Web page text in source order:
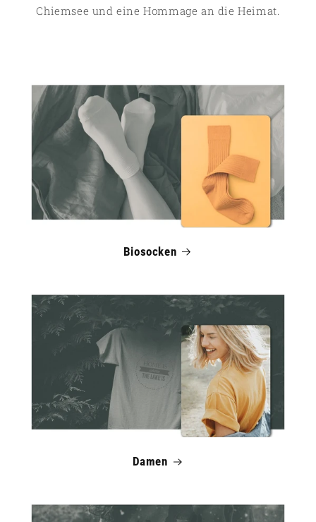
Chiemsee und eine Hommage an die Heimat.
Biosocken
Damen